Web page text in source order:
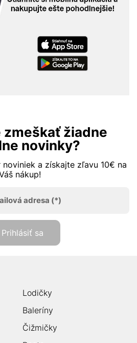
zmeškať žiadne
novinky?
noviniek a získajte zľavu 10€ na
nákup!
adresa (*)
Prihlásiť sa
Lodičky
Baleríny
Čižmičky